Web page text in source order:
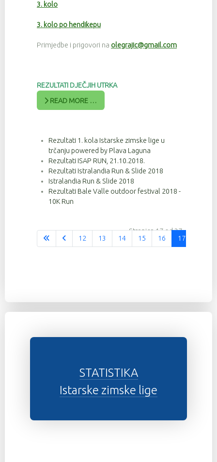
3. kolo
3. kolo po hendikepu
Primjedbe i prigovori na olegrajic@gmail.com
REZULTATI DJEČJIH UTRKA
READ MORE …
Rezultati 1. kola Istarske zimske lige u
trčanju powered by Plava Laguna
Rezultati ISAP RUN, 21.10.2018.
Rezultati Istralandia Run & Slide 2018
Istralandia Run & Slide 2018
Rezultati Bale Valle outdoor festival 2018 -
10K Run
Stranica 17 od 37
12
13 14 15 16 17
STATISTIKA
Istarske zimske lige